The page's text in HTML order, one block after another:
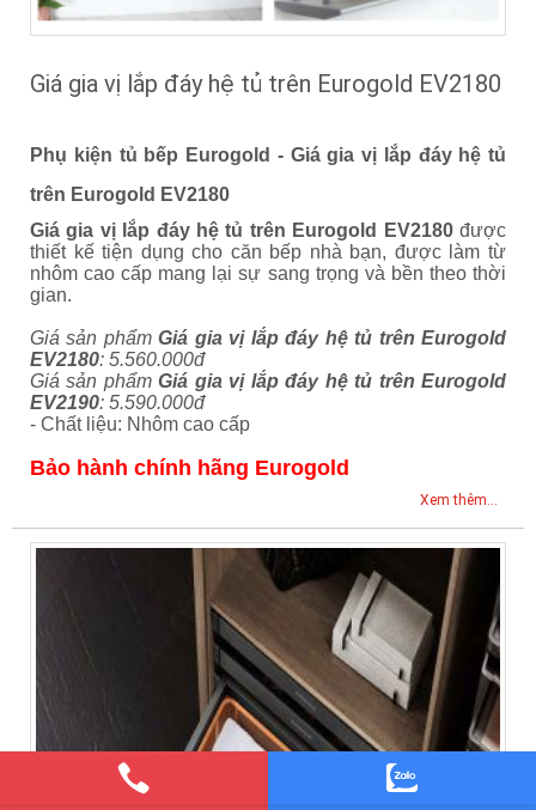
Giá gia vị lắp đáy hệ tủ trên Eurogold EV2180
Phụ kiện tủ bếp Eurogold - Giá gia vị lắp đáy hệ tủ
trên Eurogold EV2180
Giá gia vị lắp đáy hệ tủ trên Eurogold EV2180được
thiết kế tiện dụng cho căn bếp nhà bạn, được làm từ
nhôm cao cấp mang lại sự sang trọng và bền theo thời
gian.
Giá sản phẩmGiá gia vị lắp đáy hệ tủ trên Eurogold
EV2180: 5.560.000đ
Giá sản phẩmGiá gia vị lắp đáy hệ tủ trên Eurogold
EV2190: 5.590.000đ
- Chất liệu: Nhôm cao cấp
Bảo hành chính hãng Eurogold
Xem thêm...